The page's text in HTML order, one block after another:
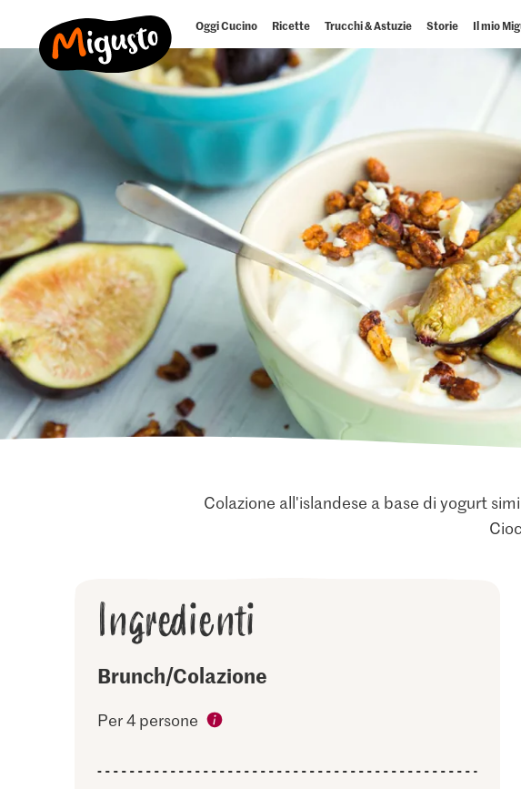
Oggi Cucino Ricette Trucchi & Astuzie Storie Il mio
Colazione all'islandese a base di yogurt
Ingredienti
Brunch/Colazione
Per 4 persone